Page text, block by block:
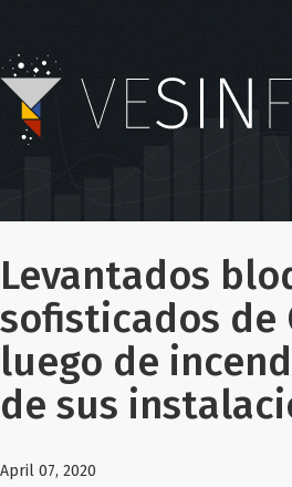
Levantados
sofisticados de
luego de
de sus
April 07, 2020